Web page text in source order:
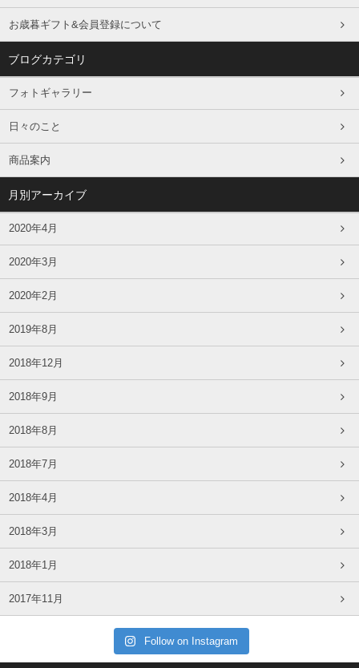
お歳暮ギフト&会員登録について
ブログカテゴリ
フォトギャラリー
日々のこと
商品案内
月別アーカイブ
2020年4月
2020年3月
2020年2月
2019年8月
2018年12月
2018年9月
2018年8月
2018年7月
2018年4月
2018年3月
2018年1月
2017年11月
Follow on Instagram